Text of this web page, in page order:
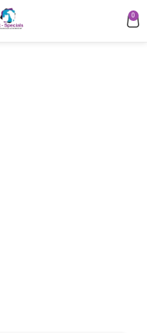
0